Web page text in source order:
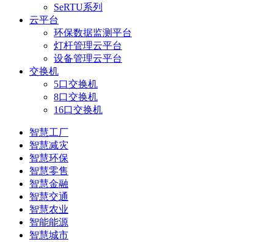
SeRTU系列
云平台
环保数据监测平台
灯杆管理云平台
设备管理云平台
交换机
5口交换机
8口交换机
16口交换机
智慧工厂
智慧减灾
智慧环保
智慧零售
智慧金融
智慧交通
智慧农业
智能能源
智慧城市